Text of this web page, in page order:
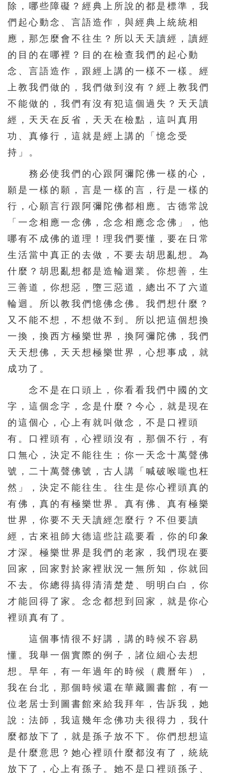
除，哪些障礙？經典上所說的都是標準，我
們起心動念、言語造作，與經典上統統相
應，那怎麼會不往生？所以天天讀經，讀經
的目的在哪裡？目的在檢查我們的起心動
念、言語造作，跟經上講的一樣不一樣。經
上教我們做的，我們做到沒有？經上教我們
不能做的，我們有沒有犯這個過失？天天讀
經，天天在反省，天天在檢點，這叫真用
功、真修行，這就是經上講的「憶念受
持」。
務必使我們的心跟阿彌陀佛一樣的心，
願是一樣的願，言是一樣的言，行是一樣的
行，心願言行跟阿彌陀佛都相應。古德常說
「一念相應一念佛，念念相應念念佛」，他
哪有不成佛的道理！理我們要懂，要在日常
生活當中真正的去做，不要去胡思亂想。為
什麼？胡思亂想都是造輪迴業。你想善，生
三善道，你想惡，墮三惡道，總出不了六道
輪迴。所以教我們憶佛念佛。我們想什麼？
又不能不想，不想做不到。所以把這個想換
一換，換西方極樂世界，換阿彌陀佛，我們
天天想佛，天天想極樂世界，心想事成，就
成功了。
念不是在口頭上，你看看我們中國的文
字，這個念字，念是什麼？今心，就是現在
的這個心，心上有就叫做念，不是口裡頭
有。口裡頭有，心裡頭沒有，那個不行，有
口無心，決定不能往生；你一天念十萬聲佛
號，二十萬聲佛號，古人講「喊破喉嚨也枉
然」，決定不能往生。往生是你心裡頭真的
有佛，真的有極樂世界。真有佛、真有極樂
世界，你要不天天讀經怎麼行？不但要讀
經，古來祖師大德這些註疏要看，你的印象
才深。極樂世界是我們的老家，我們現在要
回家，回家對於家裡狀況一無所知，你就回
不去。你總得搞得清清楚楚、明明白白，你
才能回得了家。念念都想到回家，就是你心
裡頭真有了。
這個事情很不好講，講的時候不容易
懂。我舉一個實際的例子，諸位細心去想
想。早年，有一年過年的時候（農曆年），
我在台北，那個時候還在華藏圖書館，有一
位老居士到圖書館來給我拜年，告訴我，她
說：法師，我這幾年念佛功夫很得力，我什
麼都放下了，就是孫子放不下。你們想想這
是什麼意思？她心裡頭什麼都沒有了，統統
放下了，心上有孫子。她不是口裡頭孫子、